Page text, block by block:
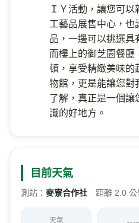
ＩＹ活動，讓您可
工藝品展售中心，也
品，一邊可以挑選具
而樓上的御芝園餐廳
頓，享受精緻美味的
物館，更是能讓您對
了解，真正是一個讓
識的好地方。
目前天氣
測站： 麥寮合作社 距離 2.0
天氣